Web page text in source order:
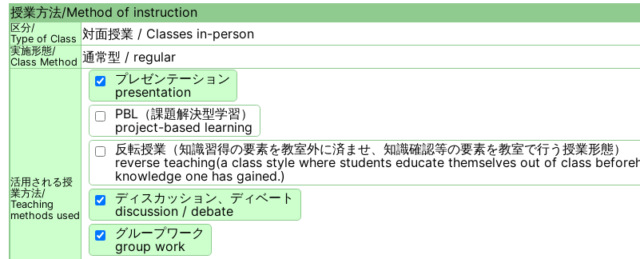
授業方法/Method of instruction
区分/
Type of Class 対面授業 / Classes in-person
実施形態/
Class Method 通常型 / regular
活用される授
業方法/
Teaching
methods used
プレゼンテーション
presentation
PBL（課題解決型学習）
project-based learning
反転授業（知識習得の要素を教室外に済ませ、知識確認等の要素を教室で行う授業形態）
reverse teaching(a class style where students educate themselves out of class
knowledge one has gained.)
ディスカッション、ディベート
discussion / debate
グループワーク
group work